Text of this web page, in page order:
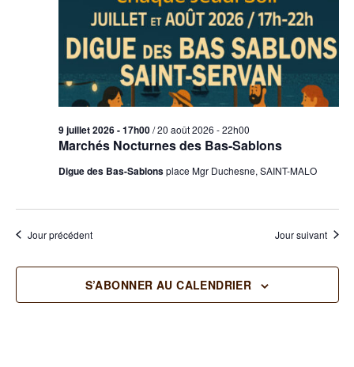
Marchés Nocturnes des Bas-Sablons
9 juillet 2026 - 17h00/20 août 2026 - 22h00
Digue des Bas-Sablonsplace Mgr Duchesne, SAINT-MALO
Jour précédent Jour suivant
S’ABONNER AU CALENDRIER